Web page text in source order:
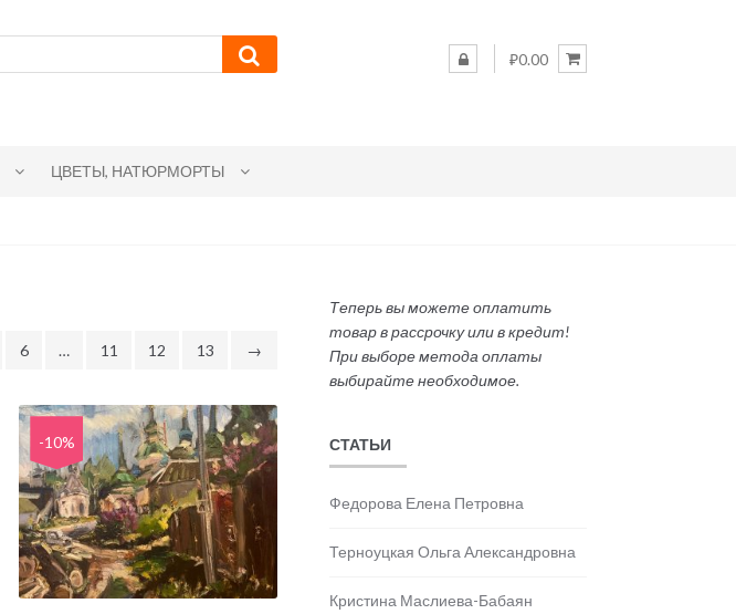
₽0.00
ЦВЕТЫ, НАТЮРМОРТЫ
6 … 11 12 13 →
-10%
Теперь вы можете оплатить
товар в рассрочку или в кредит!
При выборе метода оплаты
выбирайте необходимое.
СТАТЬИ
Федорова Елена Петровна
Терноуцкая Ольга Александровна
Кристина Маслиева-Бабаян